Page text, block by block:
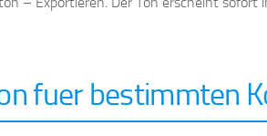
fuer bestimmten